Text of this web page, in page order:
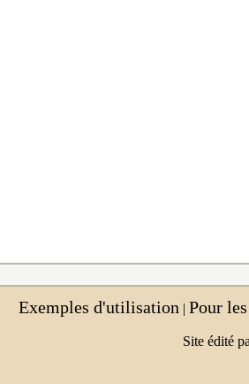
Exemples d'utilisation | Pour
Site édité